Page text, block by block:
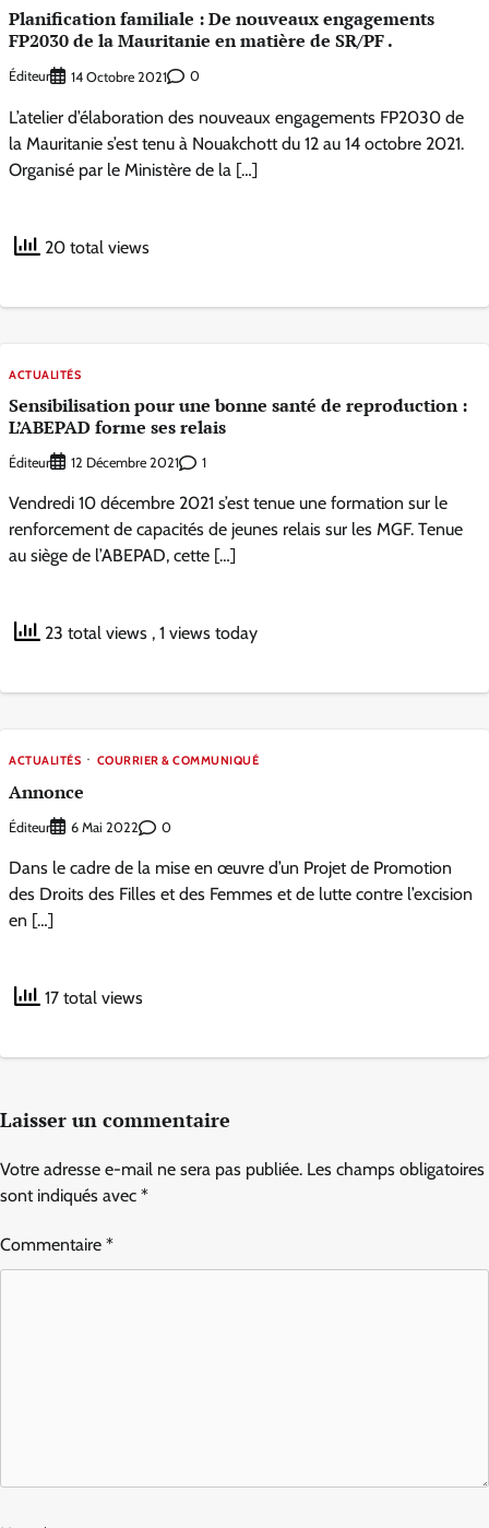
Planification familiale : De nouveaux engagements
FP2030 de la Mauritanie en matière de SR/PF .
Éditeur 14 Octobre 2021 0
L’atelier d’élaboration des nouveaux engagements FP2030 de
la Mauritanie s’est tenu à Nouakchott du 12 au 14 octobre 2021.
Organisé par le Ministère de la […]
20 total views
ACTUALITÉS
Sensibilisation pour une bonne santé de reproduction :
L’ABEPAD forme ses relais
Éditeur 12 Décembre 2021 1
Vendredi 10 décembre 2021 s’est tenue une formation sur le
renforcement de capacités de jeunes relais sur les MGF. Tenue
au siège de l’ABEPAD, cette […]
23 total views , 1 views today
ACTUALITÉS COURRIER & COMMUNIQUÉ
Annonce
Éditeur 6 Mai 2022 0
Dans le cadre de la mise en œuvre d’un Projet de Promotion
des Droits des Filles et des Femmes et de lutte contre l’excision
en […]
17 total views
Laisser un commentaire
Votre adresse e-mail ne sera pas publiée. Les champs obligatoires
sont indiqués avec *
Commentaire *